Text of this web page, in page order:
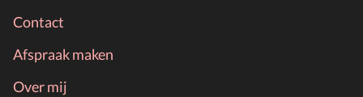
Contact
Afspraak maken
Over mij